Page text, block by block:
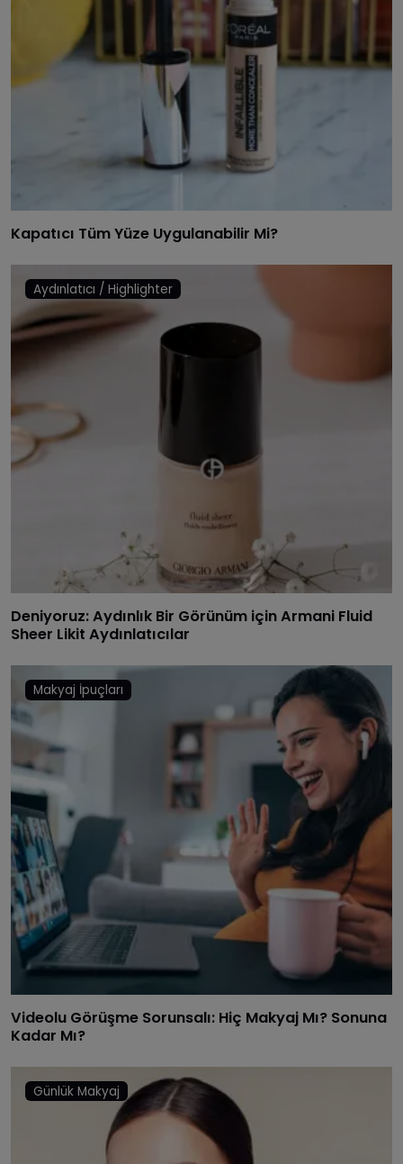
Kapatıcı Tüm Yüze Uygulanabilir Mi?
Aydınlatıcı / Highlighter
Deniyoruz: Aydınlık Bir Görünüm için Armani Fluid
Sheer Likit Aydınlatıcılar
Makyaj İpuçları
Videolu Görüşme Sorunsalı: Hiç Makyaj Mı? Sonuna
Kadar Mı?
Günlük Makyaj